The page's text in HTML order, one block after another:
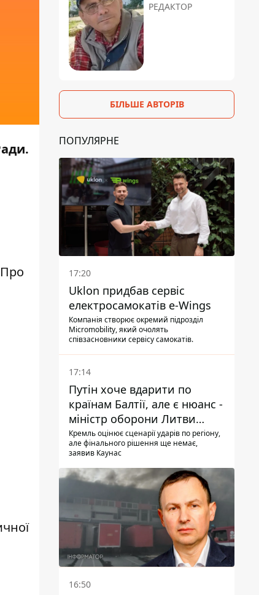
РЕДАКТОР
БІЛЬШЕ АВТОРІВ
ПОПУЛЯРНЕ
17:20
Uklon придбав сервіс
електросамокатів e-Wings
Компанія створює окремий підрозділ
Micromobility, який очолять
співзасновники сервісу самокатів.
17:14
Путін хоче вдарити по
країнам Балтії, але є нюанс -
міністр оборони Литви
зробив заяву
Кремль оцінює сценарії ударів по регіону,
але фінального рішення ще немає,
заявив Каунас
16:50